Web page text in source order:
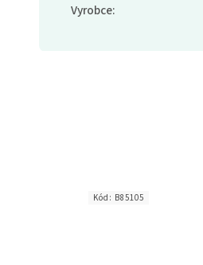
Vyrobce:
Kód: B85105